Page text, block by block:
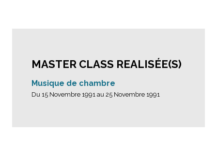
MASTER CLASS REALISÉE(S)
Musique de chambre
Du 15 Novembre 1991 au 25 Novembre 1991